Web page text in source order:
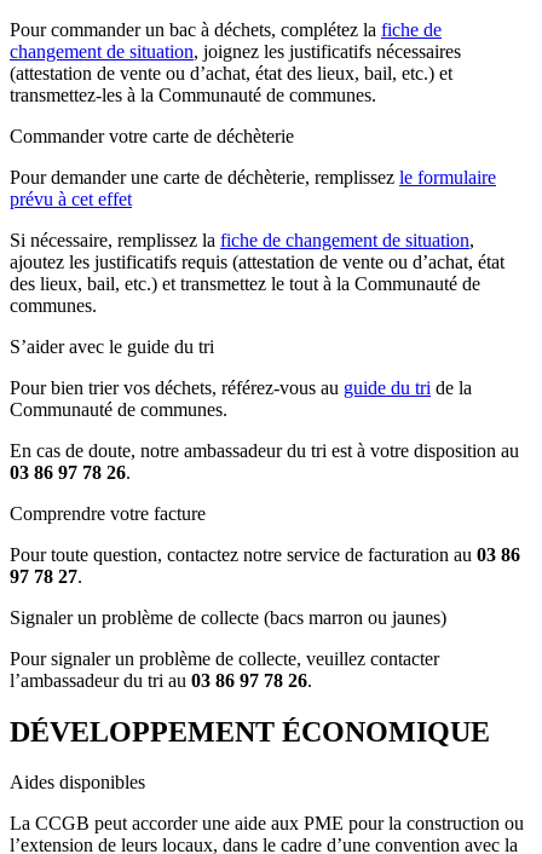
Pour commander un bac à déchets, complétez la fiche de
changement de situation, joignez les justificatifs nécessaires
(attestation de vente ou d’achat, état des lieux, bail, etc.) et
transmettez-les à la Communauté de communes.
Commander votre carte de déchèterie
Pour demander une carte de déchèterie, remplissez le formulaire
prévu à cet effet
Si nécessaire, remplissez la fiche de changement de situation,
ajoutez les justificatifs requis (attestation de vente ou d’achat, état
des lieux, bail, etc.) et transmettez le tout à la Communauté de
communes.
S’aider avec le guide du tri
Pour bien trier vos déchets, référez-vous au guide du tri de la
Communauté de communes.
En cas de doute, notre ambassadeur du tri est à votre disposition au
03 86 97 78 26.
Comprendre votre facture
Pour toute question, contactez notre service de facturation au 03 86
97 78 27.
Signaler un problème de collecte (bacs marron ou jaunes)
Pour signaler un problème de collecte, veuillez contacter
l’ambassadeur du tri au 03 86 97 78 26.
DÉVELOPPEMENT ÉCONOMIQUE
Aides disponibles
La CCGB peut accorder une aide aux PME pour la construction ou
l’extension de leurs locaux, dans le cadre d’une convention avec la